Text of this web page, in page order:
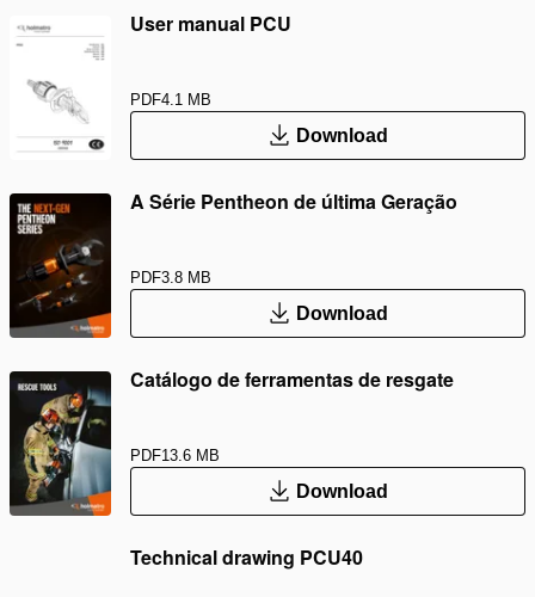
User manual PCU
PDF4.1 MB
Download
A Série Pentheon de última Geração
PDF3.8 MB
Download
Catálogo de ferramentas de resgate
PDF13.6 MB
Download
Technical drawing PCU40